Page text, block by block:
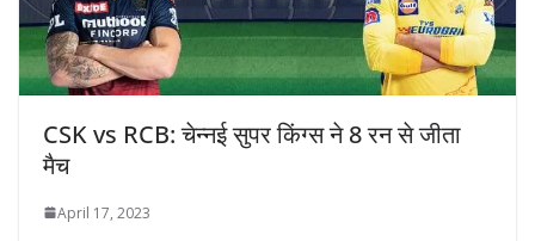
CSK vs RCB: चेन्नई सुपर किंग्स ने 8 रन से जीता
मैच
April 17, 2023